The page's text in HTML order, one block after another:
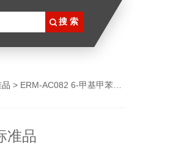
> ERM-AC082 6-甲基甲苯标准品
准品